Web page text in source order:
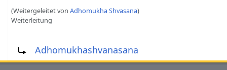
(Weitergeleitet vonAdhomukha Shvasana)
Weiterleitung
Adhomukhashvanasana